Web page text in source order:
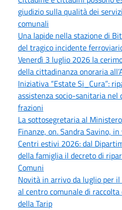
giudizio sulla qualità dei
comunali
Una lapide nella stazione di
del tragico incidente
Venerdì 3 luglio 2026 la
della cittadinanza onoraria
Iniziativa “Estate Si_Cura”:
assistenza socio-sanitaria nel
frazioni
La sottosegretaria al
Finanze, on. Sandra Savino,
Centri estivi 2026: dal
della famiglia il decreto di
Comuni
Novità in arrivo da luglio per
al centro comunale di
della Tarip